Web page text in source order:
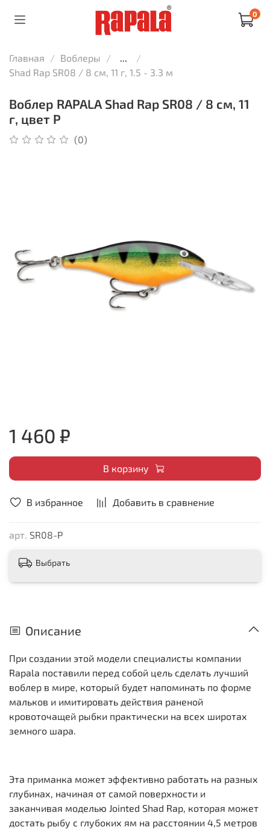
0
Главная Воблеры
...
Shad Rap SR08 / 8 см, 11 г, 1.5 - 3.3 м
Воблер RAPALA Shad Rap SR08 / 8 см, 11
г, цвет P
(0)
В избранное Добавить в сравнение
арт. SR08-P
1 460 ₽
В корзину
Выбрать
Описание
При создании этой модели специалисты компании
Rapala поставили перед собой цель сделать лучший
воблер в мире, который будет напоминать по форме
мальков и имитировать действия раненой
кровоточащей рыбки практически на всех широтах
земного шара.
Эта приманка может эффективно работать на разных
глубинах, начиная от самой поверхности и
заканчивая моделью Jointed Shad Rap, которая может
достать рыбу с глубоких ям на расстоянии 4,5 метров